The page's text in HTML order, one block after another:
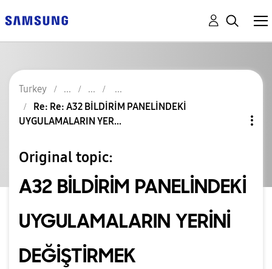
Turkey
Re: Re: A32 BİLDİRİM PANELİNDEKİ
UYGULAMALARIN YER...
Original topic:
A32 BİLDİRİM PANELİNDEKİ
UYGULAMALARIN YERİNİ
DEĞİŞTİRMEK